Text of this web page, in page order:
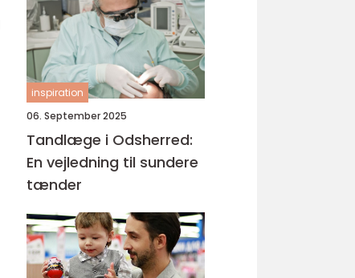
inspiration
06. September 2025
Tandlæge i Odsherred:
En vejledning til sundere
tænder